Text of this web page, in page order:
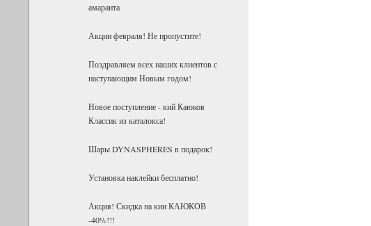
амаранта
Акции февраля! Не пропустите!
Поздравляем всех наших клиентов с
наступающим Новым годом!
Новое поступление - кий Каюков
Классик из каталокса!
Шары DYNASPHERES в подарок!
Установка наклейки бесплатно!
Акция! Скидка на кии КАЮКОВ
-40%!!!